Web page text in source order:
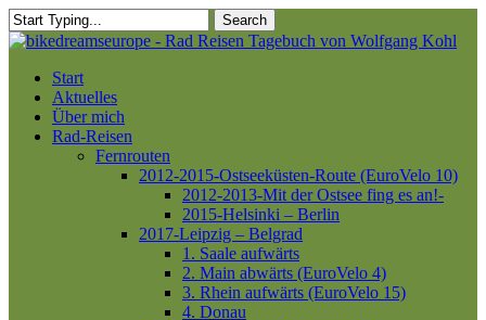
Skip
to
content
Search
Close
Menu
Start
Aktuelles
Über mich
Rad-Reisen
Fernrouten
2012-2015-Ostseeküsten-Route (EuroVelo 10)
2012-2013-Mit der Ostsee fing es an!-
2015-Helsinki – Berlin
2017-Leipzig – Belgrad
1. Saale aufwärts
2. Main abwärts (EuroVelo 4)
3. Rhein aufwärts (EuroVelo 15)
4. Donau